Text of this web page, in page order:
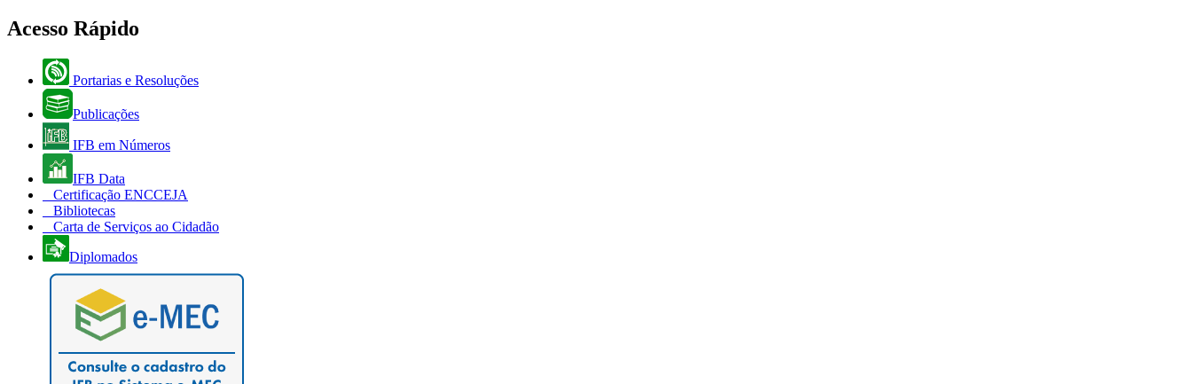
Acesso Rápido
Portarias e Resoluções
Publicações
IFB em Números
IFB Data
Certificação ENCCEJA
Bibliotecas
Carta de Serviços ao Cidadão
Diplomados